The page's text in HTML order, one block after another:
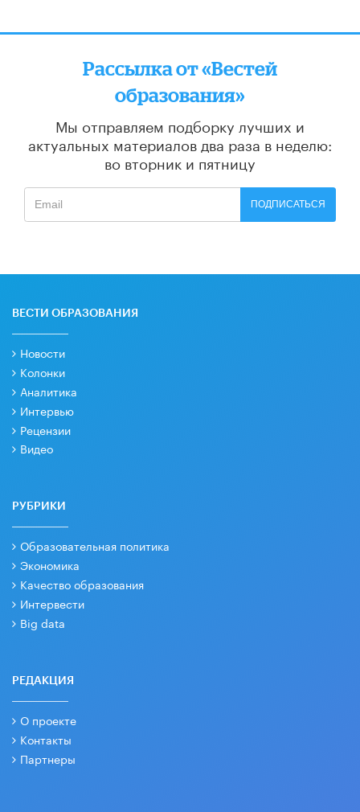
Рассылка от «Вестей
образования»
Мы отправляем подборку лучших и
актуальных материалов два раза в неделю:
во вторник и пятницу
ПОДПИСАТЬСЯ
ВЕСТИ ОБРАЗОВАНИЯ
Новости
Колонки
Аналитика
Интервью
Рецензии
Видео
РУБРИКИ
Образовательная политика
Экономика
Качество образования
Интервести
Big data
РЕДАКЦИЯ
О проекте
Контакты
Партнеры